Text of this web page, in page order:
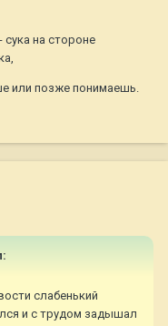
сука на стороне
или позже понимаешь.
слабенький
и с трудом задышал